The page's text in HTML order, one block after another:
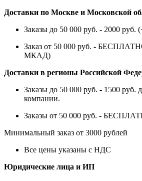
Доставки по Москве и Московской
Заказы до 50 000 руб. - 2000
Заказ от 50 000 руб. -
МКАД)
Доставки в регионы Российской
Заказы до 50 000 руб. - 1500 руб.
компании.
Заказы от 50 000 руб. -
Минимальный заказ от 3000 рублей
Все цены указаны с НДС
Юридические лица и ИП